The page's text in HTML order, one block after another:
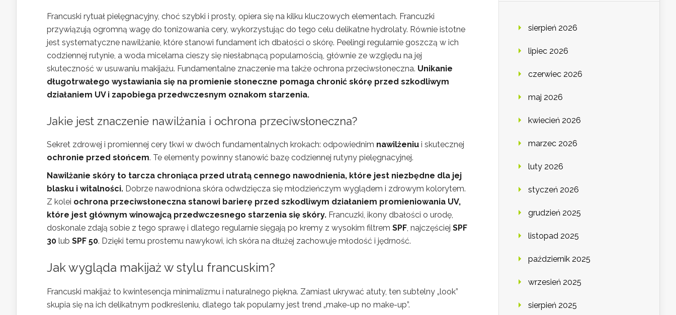
Francuski rytuał pielęgnacyjny, choć szybki i prosty, opiera się na kilku kluczowych elementach. Francuzki
przywiązują ogromną wagę do tonizowania cery, wykorzystując do tego celu delikatne hydrolaty. Równie istotne
jest systematyczne nawilżanie, które stanowi fundament ich dbałości o skórę. Peelingi regularnie goszczą w ich
codziennej rutynie, a woda micelarna cieszy się niesłabnącą popularnością, głównie ze względu na jej
skuteczność w usuwaniu makijażu. Fundamentalne znaczenie ma także ochrona przeciwsłoneczna. Unikanie
długotrwałego wystawiania się na promienie słoneczne pomaga chronić skórę przed szkodliwym
działaniem UV i zapobiega przedwczesnym oznakom starzenia.
Jakie jest znaczenie nawilżania i ochrona przeciwsłoneczna?
Sekret zdrowej i promiennej cery tkwi w dwóch fundamentalnych krokach: odpowiednim nawilżeniu i skutecznej
ochronie przed słońcem. Te elementy powinny stanowić bazę codziennej rutyny pielęgnacyjnej.
Nawilżanie skóry to tarcza chroniąca przed utratą cennego nawodnienia, które jest niezbędne dla jej
blasku i witalności. Dobrze nawodniona skóra odwdzięcza się młodzieńczym wyglądem i zdrowym kolorytem.
Z kolei ochrona przeciwsłoneczna stanowi barierę przed szkodliwym działaniem promieniowania UV,
które jest głównym winowajcą przedwczesnego starzenia się skóry. Francuzki, ikony dbałości o urodę,
doskonale zdają sobie z tego sprawę i dlatego regularnie sięgają po kremy z wysokim filtrem SPF, najczęściej SPF
30 lub SPF 50. Dzięki temu prostemu nawykowi, ich skóra na dłużej zachowuje młodość i jędrność.
Jak wygląda makijaż w stylu francuskim?
Francuski makijaż to kwintesencja minimalizmu i naturalnego piękna. Zamiast ukrywać atuty, ten subtelny „look”
skupia się na ich delikatnym podkreśleniu, dlatego tak popularny jest trend „make-up no make-up”.
sierpień 2026
lipiec 2026
czerwiec 2026
maj 2026
kwiecień 2026
marzec 2026
luty 2026
styczeń 2026
grudzień 2025
listopad 2025
październik 2025
wrzesień 2025
sierpień 2025